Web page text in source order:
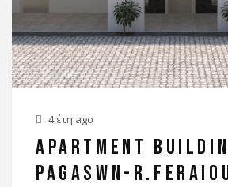
4 έτη ago
APARTMENT
PAGASWN-